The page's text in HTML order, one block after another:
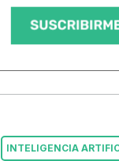
INTELIGENCIA